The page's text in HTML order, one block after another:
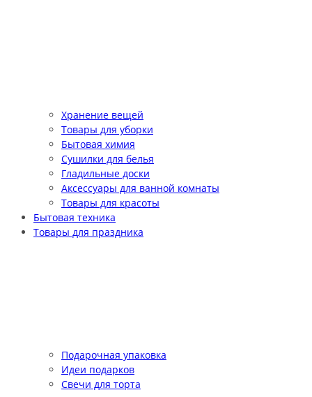
Хранение вещей
Товары для уборки
Бытовая химия
Сушилки для белья
Гладильные доски
Аксессуары для ванной комнаты
Товары для красоты
Бытовая техника
Товары для праздника
Подарочная упаковка
Идеи подарков
Свечи для торта